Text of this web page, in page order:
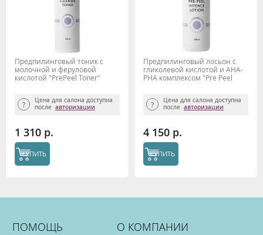
Предпилинговый тоник с
молочной и феруловой
кислотой "PrePeel Toner"
Цена для салона доступна
после авторизации
1 310 р.
КУПИТЬ
Предпилинговый лосьон с
гликолевой кислотой и АНА-
РНА комплексом "Pre Peel
Цена для салона доступна
после авторизации
4 150 р.
КУПИТЬ
ПОМОЩЬ О КОМПАНИИ